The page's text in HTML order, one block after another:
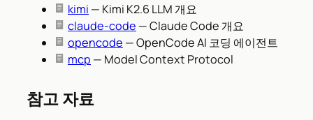
kimi — Kimi K2.6 LLM 개요
claude-code — Claude Code 개요
opencode — OpenCode AI 코딩 에이전트
mcp — Model Context Protocol
참고 자료